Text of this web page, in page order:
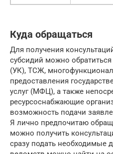
Куда обращаться
Для получения
субсидий можно
(УК), ТСЖ,
предоставления
услуг (МФЦ), а также
ресурсоснабжающие
возможность подачи
Я лично предпочитаю
можно получить
сразу подать необходимые